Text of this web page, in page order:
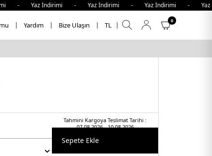
Yaz İndirimi - Yaz İndirimi - Yaz İndirimi -
Yardım Bize Ulaşın TL
0
Tahmini Kargoya Teslimat Tarihi :
07.08.2026 - 10.08.2026
Sepete Ekle